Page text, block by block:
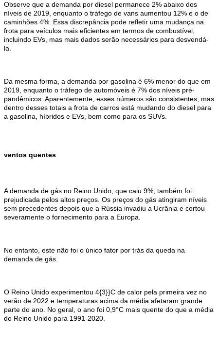
Observe que a demanda por diesel permanece 2% abaixo dos
níveis de 2019, enquanto o tráfego de vans aumentou 12% e o de
caminhões 4%. Essa discrepância pode refletir uma mudança na
frota para veículos mais eficientes em termos de combustível,
incluindo EVs, mas mais dados serão necessários para desvendá-
la.
Da mesma forma, a demanda por gasolina é 6% menor do que em
2019, enquanto o tráfego de automóveis é 7% dos níveis pré-
pandêmicos. Aparentemente, esses números são consistentes, mas
dentro desses totais a frota de carros está mudando do diesel para
a gasolina, híbridos e EVs, bem como para os SUVs.
ventos quentes
A demanda de gás no Reino Unido, que caiu 9%, também foi
prejudicada pelos altos preços. Os preços do gás atingiram níveis
sem precedentes depois que a Rússia invadiu a Ucrânia e cortou
severamente o fornecimento para a Europa.
No entanto, este não foi o único fator por trás da queda na
demanda de gás.
O Reino Unido experimentou 4{3}}C de calor pela primeira vez no
verão de 2022 e temperaturas acima da média afetaram grande
parte do ano. No geral, o ano foi 0,9°C mais quente do que a média
do Reino Unido para 1991-2020.